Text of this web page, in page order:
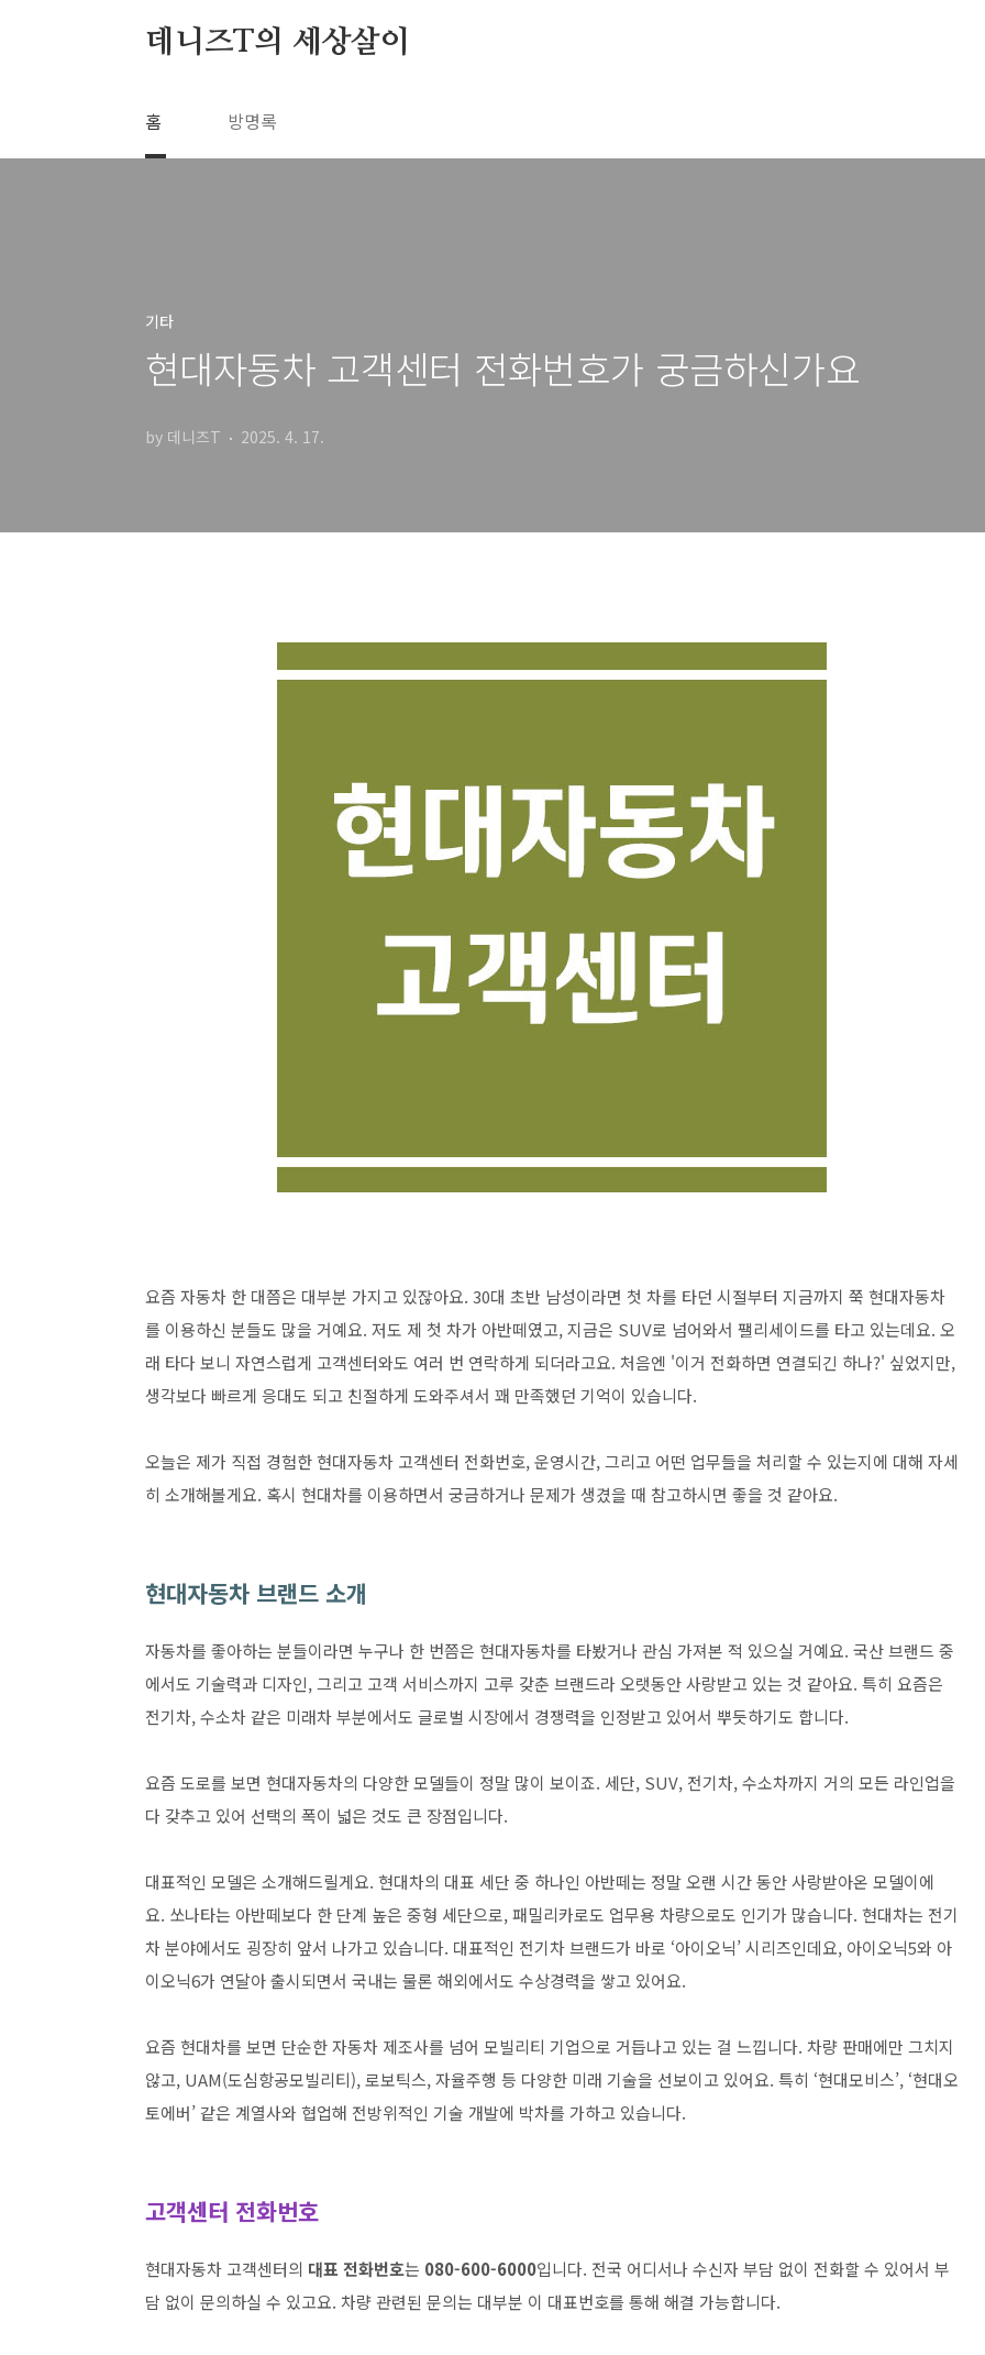
데니즈T의 세상살이
홈 방명록
기타
현대자동차 고객센터 전화번호가 궁금하신가요
by 데니즈T 2025. 4. 17.
요즘 자동차 한 대쯤은 대부분 가지고 있잖아요. 30대 초반 남성이라면 첫 차를 타던 시절부터 지금까지 쭉 현대자동차
를 이용하신 분들도 많을 거예요. 저도 제 첫 차가 아반떼였고, 지금은 SUV로 넘어와서 팰리세이드를 타고 있는데요. 오
래 타다 보니 자연스럽게 고객센터와도 여러 번 연락하게 되더라고요. 처음엔 '이거 전화하면 연결되긴 하나?' 싶었지만,
생각보다 빠르게 응대도 되고 친절하게 도와주셔서 꽤 만족했던 기억이 있습니다.
오늘은 제가 직접 경험한 현대자동차 고객센터 전화번호, 운영시간, 그리고 어떤 업무들을 처리할 수 있는지에 대해 자세
히 소개해볼게요. 혹시 현대차를 이용하면서 궁금하거나 문제가 생겼을 때 참고하시면 좋을 것 같아요.
현대자동차 브랜드 소개
자동차를 좋아하는 분들이라면 누구나 한 번쯤은 현대자동차를 타봤거나 관심 가져본 적 있으실 거예요. 국산 브랜드 중
에서도 기술력과 디자인, 그리고 고객 서비스까지 고루 갖춘 브랜드라 오랫동안 사랑받고 있는 것 같아요. 특히 요즘은
전기차, 수소차 같은 미래차 부분에서도 글로벌 시장에서 경쟁력을 인정받고 있어서 뿌듯하기도 합니다.
요즘 도로를 보면 현대자동차의 다양한 모델들이 정말 많이 보이죠. 세단, SUV, 전기차, 수소차까지 거의 모든 라인업을
다 갖추고 있어 선택의 폭이 넓은 것도 큰 장점입니다.
대표적인 모델은 소개해드릴게요. 현대차의 대표 세단 중 하나인 아반떼는 정말 오랜 시간 동안 사랑받아온 모델이에
요. 쏘나타는 아반떼보다 한 단계 높은 중형 세단으로, 패밀리카로도 업무용 차량으로도 인기가 많습니다. 현대차는 전기
차 분야에서도 굉장히 앞서 나가고 있습니다. 대표적인 전기차 브랜드가 바로 ‘아이오닉’ 시리즈인데요, 아이오닉5와 아
이오닉6가 연달아 출시되면서 국내는 물론 해외에서도 수상경력을 쌓고 있어요.
요즘 현대차를 보면 단순한 자동차 제조사를 넘어 모빌리티 기업으로 거듭나고 있는 걸 느낍니다. 차량 판매에만 그치지
않고, UAM(도심항공모빌리티), 로보틱스, 자율주행 등 다양한 미래 기술을 선보이고 있어요. 특히 ‘현대모비스’, ‘현대오
토에버’ 같은 계열사와 협업해 전방위적인 기술 개발에 박차를 가하고 있습니다.
고객센터 전화번호
현대자동차 고객센터의 대표 전화번호는 080-600-6000입니다. 전국 어디서나 수신자 부담 없이 전화할 수 있어서 부
담 없이 문의하실 수 있고요. 차량 관련된 문의는 대부분 이 대표번호를 통해 해결 가능합니다.